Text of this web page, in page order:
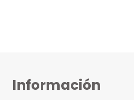
Información